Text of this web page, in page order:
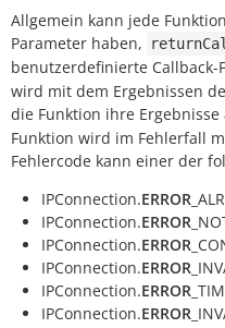
Allgemein kann jede
Parameter haben,
benutzerdefinierte Callback-
wird mit dem Ergebnissen
die Funktion ihre
Funktion wird im Fehlerfall
Fehlercode kann einer der
IPConnection.ERROR
IPConnection.ERROR
IPConnection.ERROR
IPConnection.ERROR
IPConnection.ERROR
IPConnection.ERROR